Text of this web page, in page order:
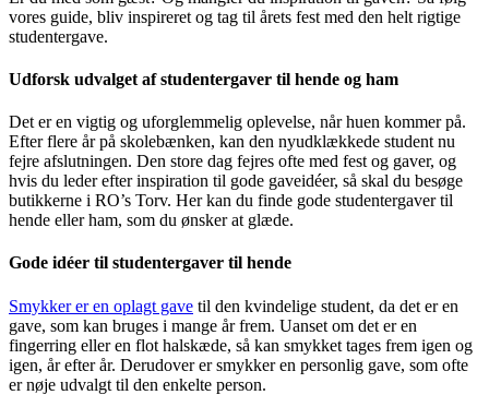
vores guide, bliv inspireret og tag til årets fest med den helt rigtige
studentergave.
Udforsk udvalget af studentergaver til hende og ham
Det er en vigtig og uforglemmelig oplevelse, når huen kommer på.
Efter flere år på skolebænken, kan den nyudklækkede student nu
fejre afslutningen. Den store dag fejres ofte med fest og gaver, og
hvis du leder efter inspiration til gode gaveidéer, så skal du besøge
butikkerne i RO’s Torv. Her kan du finde gode studentergaver til
hende eller ham, som du ønsker at glæde.
Gode idéer til studentergaver til hende
Smykker er en oplagt gave til den kvindelige student, da det er en
gave, som kan bruges i mange år frem. Uanset om det er en
fingerring eller en flot halskæde, så kan smykket tages frem igen og
igen, år efter år. Derudover er smykker en personlig gave, som ofte
er nøje udvalgt til den enkelte person.